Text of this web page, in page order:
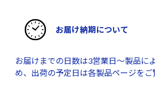
お届け納期について
お届けまでの日数は3営業日～製品に
め、出荷の予定日は各製品ページをご